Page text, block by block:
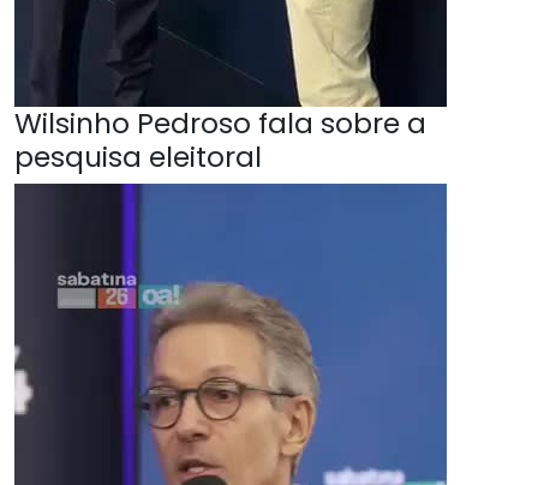
Wilsinho Pedroso fala sobre a
pesquisa eleitoral